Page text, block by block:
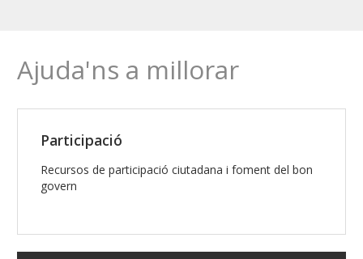
Ajuda'ns a millorar
Participació
Recursos de participació ciutadana i foment del bon
govern